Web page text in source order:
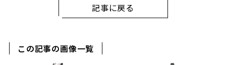
記事に戻る
この記事の画像一覧